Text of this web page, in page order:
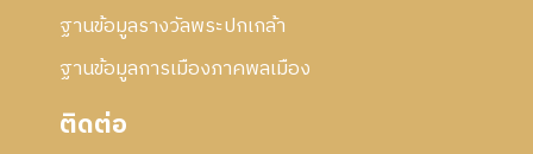
ฐานข้อมูลรางวัลพระปกเกล้า
ฐานข้อมูลการเมืองภาคพลเมือง
ติดต่อ